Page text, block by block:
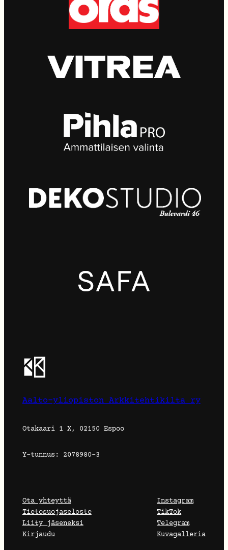
Aalto-yliopiston Arkkitehtikilta ry
Otakaari 1 X, 02150 Espoo
Y-tunnus: 2078980-3
Ota yhteyttä
Tietosuojaseloste
Liity jäseneksi
Kirjaudu
Instagram
TikTok
Telegram
Kuvagalleria